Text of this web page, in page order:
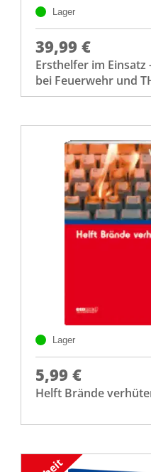
Lager
39,99 €
Ersthelfer im Einsatz
bei Feuerwehr und
Lager
5,99 €
Helft Brände